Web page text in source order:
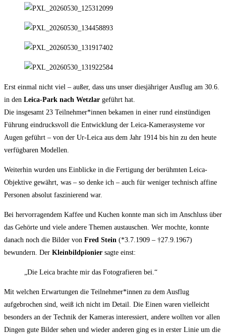
Erst einmal nicht viel – außer, dass uns unser diesjähriger Ausflug am 30.6.
in den Leica-Park nach Wetzlar geführt hat.
Die insgesamt 23 Teilnehmer*innen bekamen in einer rund einstündigen
Führung eindrucksvoll die Entwicklung der Leica-Kamerasysteme vor
Augen geführt – von der Ur-Leica aus dem Jahr 1914 bis hin zu den heute
verfügbaren Modellen.
Weiterhin wurden uns Einblicke in die Fertigung der berühmten Leica-
Objektive gewährt, was – so denke ich – auch für weniger technisch affine
Personen absolut faszinierend war.
Bei hervorragendem Kaffee und Kuchen konnte man sich im Anschluss über
das Gehörte und viele andere Themen austauschen. Wer mochte, konnte
danach noch die Bilder von Fred Stein (*3.7.1909 – †27.9.1967)
bewundern. Der Kleinbildpionier sagte einst:
„Die Leica brachte mir das Fotografieren bei.“
Mit welchen Erwartungen die Teilnehmer*innen zu dem Ausflug
aufgebrochen sind, weiß ich nicht im Detail. Die Einen waren vielleicht
besonders an der Technik der Kameras interessiert, andere wollten vor allen
Dingen gute Bilder sehen und wieder anderen ging es in erster Linie um die